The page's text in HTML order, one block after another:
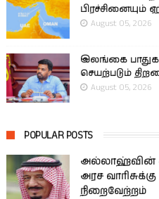
பிரச்சினையும்
August 05, 2026
இலங்கை
செயற்படும்
August 05, 2026
POPULAR POSTS
அல்லாஹ்வின்
அரச
நிறைவேற்றம்